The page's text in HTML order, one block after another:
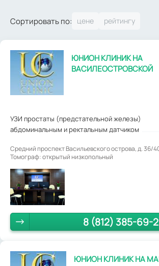
Сортировать по:
ЮНИОН КЛИНИК НА
ВАСИЛЕОСТРОВСКОЙ
УЗИ простаты (предстательной железы)
абдоминальным и ректальным датчиком
Средний проспект Васильевского острова, д. 36/
Томограф: открытый низкопольный
8 (812) 385-69-
ЮНИОН КЛИНИК НА